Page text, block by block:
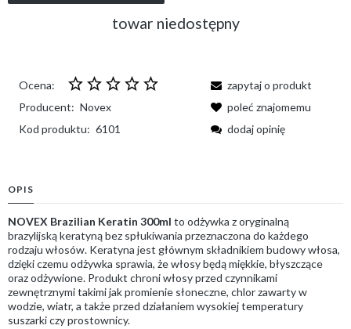
towar niedostępny
Ocena:
Producent: Novex
Kod produktu: 6101
zapytaj o produkt
poleć znajomemu
dodaj opinię
OPIS
NOVEX Brazilian Keratin 300ml to odżywka z oryginalną
brazylijską keratyną bez spłukiwania przeznaczona do każdego
rodzaju włosów. Keratyna jest głównym składnikiem budowy włosa,
dzięki czemu odżywka sprawia, że włosy będą miękkie, błyszczące
oraz odżywione. Produkt chroni włosy przed czynnikami
zewnętrznymi takimi jak promienie słoneczne, chlor zawarty w
wodzie, wiatr, a także przed działaniem wysokiej temperatury
suszarki czy prostownicy.